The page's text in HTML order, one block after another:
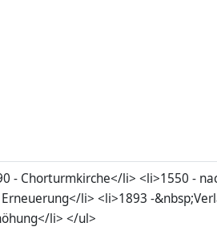
- Chorturmkirche</li> <li>1550 -
li> <li>1893 -
li> </ul>